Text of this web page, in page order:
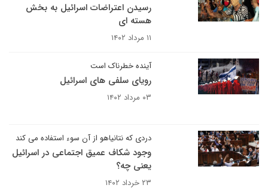
رسیدن اعتراضات اسرائیل به بخش
هسته ای
۱۱ مرداد ۱۴۰۲
آینده خطرناک است
رویای سلفی های اسرائیل
۰۳ مرداد ۱۴۰۲
دردی که نتانیاهو از آن سوء استفاده می کند
وجود شکاف عمیق اجتماعی در اسرائیل
یعنی چه؟
۲۳ خرداد ۱۴۰۲